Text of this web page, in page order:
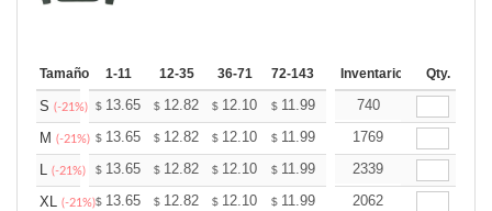
Tamaño 1-11 12-35 36-71 72-143 144-287 288 +
Inventario Qty.
S (-21%) $ 13.65 $ 12.82 $ 12.10 $ 11.99 11.79
740
M (-21%) $ 13.65 $ 12.82 $ 12.10 $ 11.99 11.79
1769
L (-21%) $ 13.65 $ 12.82 $ 12.10 $ 11.99 11.79
2339
XL (-21%)$ 13.65 $ 12.82 $ 12.10 $ 11.99 11.79
2062